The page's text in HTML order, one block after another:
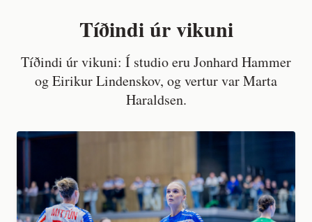
Tíðindi úr vikuni
Tíðindi úr vikuni: Í studio eru Jonhard Hammer
og Eirikur Lindenskov, og vertur var Marta
Haraldsen.